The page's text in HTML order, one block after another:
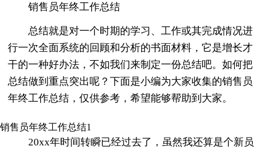
销售员年终工作总结
总结就是对一个时期的学习、工作或其完成情况进
行一次全面系统的回顾和分析的书面材料，它是增长才
干的一种好办法，不如我们来制定一份总结吧。如何把
总结做到重点突出呢？下面是小编为大家收集的销售员
年终工作总结，仅供参考，希望能够帮助到大家。
销售员年终工作总结1
20xx年时间转瞬已经过去了，虽然我还算是个新员